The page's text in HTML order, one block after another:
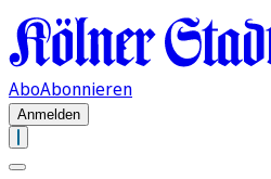
AboAbonnieren
Anmelden